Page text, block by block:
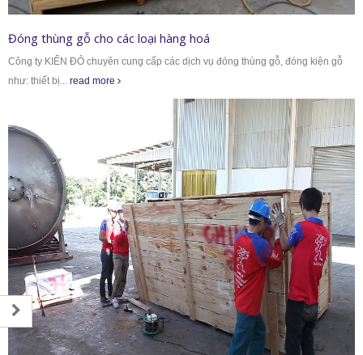
Đóng thùng gỗ cho các loại hàng hoá
Công ty KIẾN ĐỎ chuyên cung cấp các dịch vụ đóng thùng gỗ, đóng kiện gỗ
như: thiết bị... read more